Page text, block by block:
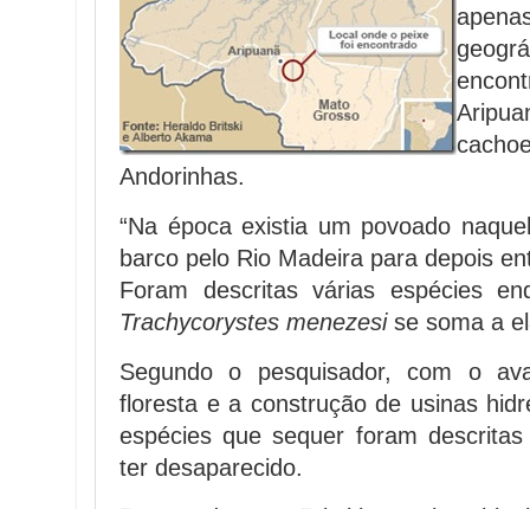
Andorinhas.
“Na época existia um povoado
barco pelo Rio Madeira para depois
Foram descritas várias espécies
Trachycorystes menezesise soma a
Segundo o pesquisador, com o
floresta e a construção de usinas
espécies que sequer foram
ter desaparecido.